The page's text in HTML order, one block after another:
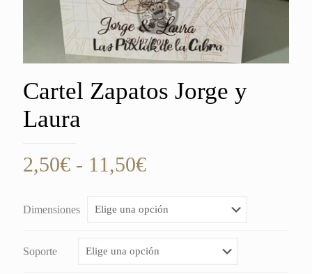
Cartel Zapatos Jorge y
Laura
2,50€ - 11,50€Rango
precios:
2,50€
Dimensiones
Soporte